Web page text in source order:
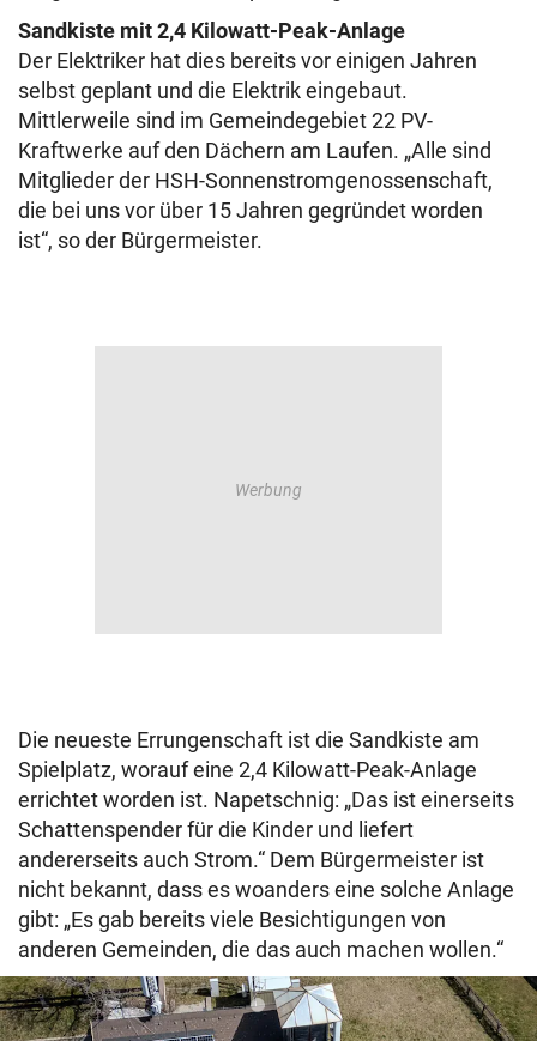
Sandkiste mit 2,4 Kilowatt-Peak-Anlage
Der Elektriker hat dies bereits vor einigen Jahren
selbst geplant und die Elektrik eingebaut.
Mittlerweile sind im Gemeindegebiet 22 PV-
Kraftwerke auf den Dächern am Laufen. „Alle sind
Mitglieder der HSH-Sonnenstromgenossenschaft,
die bei uns vor über 15 Jahren gegründet worden
ist“, so der Bürgermeister.
Die neueste Errungenschaft ist die Sandkiste am
Spielplatz, worauf eine 2,4 Kilowatt-Peak-Anlage
errichtet worden ist. Napetschnig: „Das ist einerseits
Schattenspender für die Kinder und liefert
andererseits auch Strom.“ Dem Bürgermeister ist
nicht bekannt, dass es woanders eine solche Anlage
gibt: „Es gab bereits viele Besichtigungen von
anderen Gemeinden, die das auch machen wollen.“